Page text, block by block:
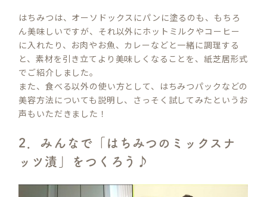
はちみつは、オーソドックスにパンに塗るのも、もちろ
ん美味しいですが、それ以外にホットミルクやコーヒー
に入れたり、お肉やお魚、カレーなどと一緒に調理する
と、素材を引き立てより美味しくなることを、紙芝居形式
でご紹介しました。
また、食べる以外の使い方として、はちみつパックなどの
美容方法についても説明し、さっそく試してみたというお
声もいただきました！
2．みんなで「はちみつのミックスナ
ッツ漬」をつくろう♪